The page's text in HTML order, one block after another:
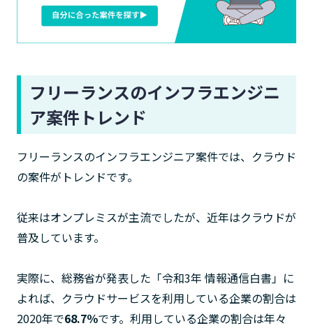
フリーランスのインフラエンジニ
ア案件トレンド
フリーランスのインフラエンジニア案件では、クラウド
の案件がトレンドです。
従来はオンプレミスが主流でしたが、近年はクラウドが
普及しています。
実際に、総務省が発表した「令和3年 情報通信白書」に
よれば、クラウドサービスを利用している企業の割合は
2020年で68.7％です。利用している企業の割合は年々